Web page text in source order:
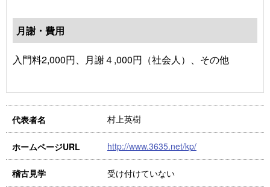
月謝・費用
入門料2,000円、月謝４,000円（社会人）、その他
代表者名 村上英樹
ホームページURL http://www.3635.net/kp/
稽古見学 受け付けていない